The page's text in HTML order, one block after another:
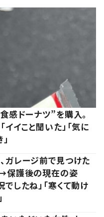
感ドーナツ”を購入。
イこと聞いた」「気に
ガレージ前で見つけた
保護後の現在の姿
したね」「寒くて動け